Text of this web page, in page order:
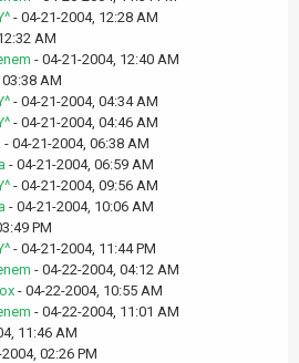
- 04-21-2004, 12:28 AM
AM
- 04-21-2004, 12:40 AM
AM
- 04-21-2004, 04:34 AM
- 04-21-2004, 04:46 AM
- 04-21-2004, 06:38 AM
- 04-21-2004, 06:59 AM
- 04-21-2004, 09:56 AM
- 04-21-2004, 10:06 AM
PM
- 04-21-2004, 11:44 PM
- 04-22-2004, 04:12 AM
- 04-22-2004, 10:55 AM
- 04-22-2004, 11:01 AM
11:46 AM
02:26 PM